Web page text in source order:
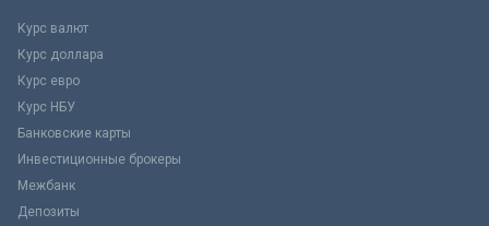
Курс валют
Курс доллара
Курс евро
Курс НБУ
Банковские карты
Инвестиционные брокеры
Межбанк
Депозиты